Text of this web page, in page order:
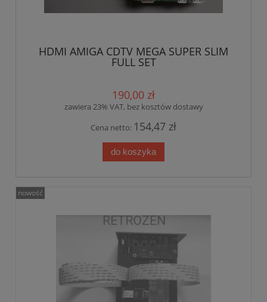
HDMI AMIGA CDTV MEGA SUPER SLIM
FULL SET
190,00 zł
zawiera 23% VAT, bez kosztów dostawy
Cena netto: 154,47 zł
do koszyka
nowość